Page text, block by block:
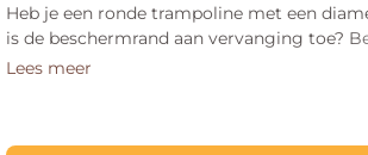
Heb je een ronde trampoline met een
is de beschermrand aan vervanging toe?
aanbod aan ronde trampolineranden 427
Lees meer